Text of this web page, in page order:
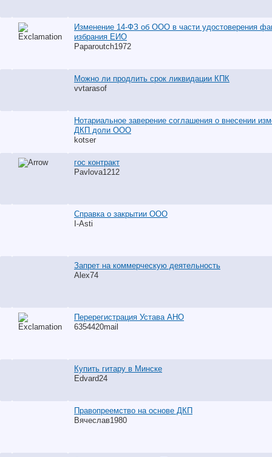
Изменение 14-ФЗ об ООО в части удостоверения
избрания ЕИО
Paparoutch1972
Можно ли продлить срок ликвидации КПК
vvtarasof
Нотариальное заверение соглашения о внесении
ДКП доли ООО
kotser
гос контракт
Pavlova1212
Справка о закрытии ООО
I-Asti
Запрет на коммерческую деятельность
Alex74
Перерегистрация Устава АНО
6354420mail
Купить гитару в Минске
Edvard24
Правопреемство на основе ДКП
Вячеслав1980